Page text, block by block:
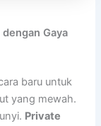
Gaya
baru untuk
yang mewah.
Private